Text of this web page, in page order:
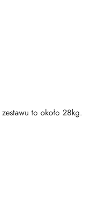
to około 28kg.